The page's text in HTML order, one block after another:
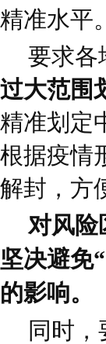
精准水平。
要求各
过大范围
精准划定
根据疫情
解封，方
对风险
坚决避免
的影响。
同时